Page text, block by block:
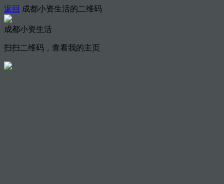
返回 成都小资生活的二维码
成都小资生活
扫扫二维码，查看我的主页